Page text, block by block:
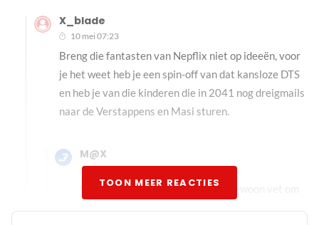
X_blade
10 mei 07:23
Breng die fantasten van Nepflix niet op ideeën, voor
je het weet heb je een spin-off van dat kansloze DTS
en heb je van die kinderen die in 2041 nog dreigmails
naar de Verstappens en Masi sturen.
M@X
12 mei 08:32
Dat houd je toch wel ;-) Lijkt mij gewoon vet om
TOON MEER REACTIES